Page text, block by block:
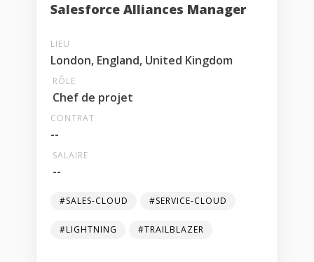
Salesforce Alliances Manager
LIEU
London, England, United Kingdom
RÔLE
Chef de projet
CONTRAT
--
SALAIRE
--
#SALES-CLOUD #SERVICE-CLOUD
#LIGHTNING #TRAILBLAZER